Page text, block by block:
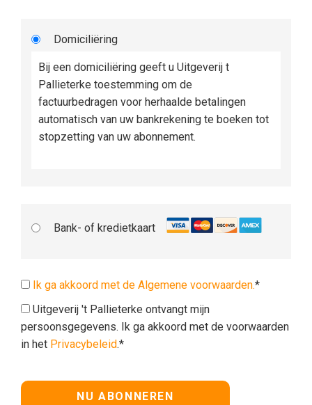
Domiciliëring
Bij een domiciliëring geeft u Uitgeverij t
Pallieterke toestemming om de
factuurbedragen voor herhaalde betalingen
automatisch van uw bankrekening te boeken tot
stopzetting van uw abonnement.
Bank- of kredietkaart
Ik ga akkoord met de Algemene voorwaarden.*
Uitgeverij 't Pallieterke ontvangt mijn
persoonsgegevens. Ik ga akkoord met de voorwaarden
in het Privacybeleid.*
Geen waarde